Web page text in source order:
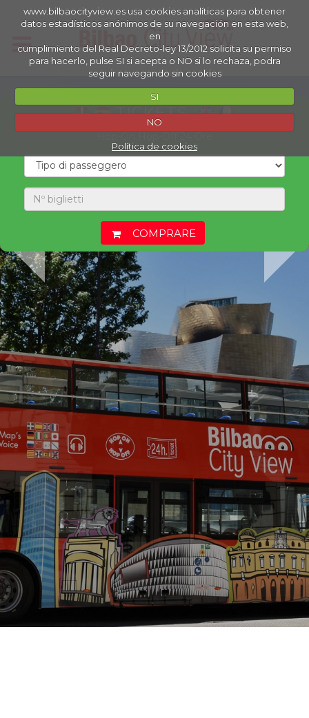
www.bilbaocityview.es usa cookies analíticas para obtener
datos estadísticos anónimos de su navegación en esta web,
en
cumplimiento del Real Decreto-ley 13/2012 solicita su permiso
para hacerlo, pulse SI si acepta o NO si lo rechaza, podra
seguir navegando sin cookies
SI
NO
Política de cookies
TICKETS
COMPRARE
Si è verificato un errore Clicca qui.